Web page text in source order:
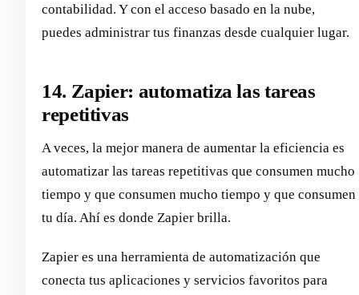
contabilidad. Y con el acceso basado en la nube,
puedes administrar tus finanzas desde cualquier lugar.
14. Zapier: automatiza las tareas
repetitivas
A veces, la mejor manera de aumentar la eficiencia es
automatizar las tareas repetitivas que consumen mucho
tiempo y que consumen mucho tiempo y que consumen
tu día. Ahí es donde Zapier brilla.
Zapier es una herramienta de automatización que
conecta tus aplicaciones y servicios favoritos para